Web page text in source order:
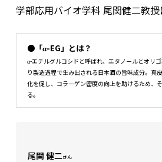
学部応用バイオ学科 尾関健二教授
●「α-EG」とは？
α-エチルグルコシドと呼ばれ、エタノールとオリ
り製造過程で生み出される日本酒の旨味成分。真
化を促し、コラーゲン密度の向上を助けるため、
る。
尾関 健二さん